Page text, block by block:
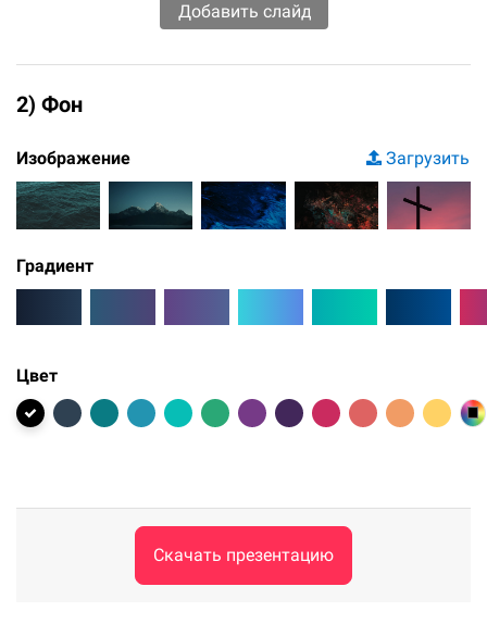
2) Фон
Изображение Загрузить
Градиент
Цвет
Скачать презентацию